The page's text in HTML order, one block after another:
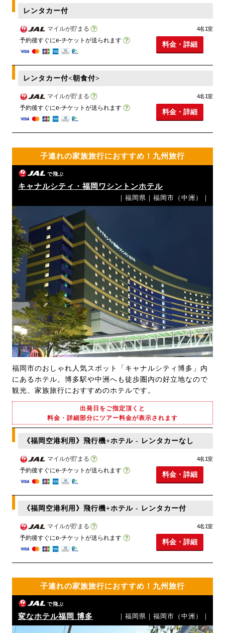
レンタカー付
マイルが貯まる
予約後すぐにe-チケットが送られます
4名1室
料金・詳細
レンタカー付<朝食付>
マイルが貯まる
予約後すぐにe-チケットが送られます
4名1室
料金・詳細
子連れの家族旅行におすすめ！九州旅行
で飛ぶ
キャナルシティ・福岡ワシントンホテル
｜福岡県｜福岡市（中洲）｜
福岡市のおしゃれ人気スポット「キャナルシティ博多」内
にあるホテル。博多駅や中洲へも徒歩圏内の好立地なので
観光、家族旅行におすすめのホテルです。
出発日をご指定頂くと
料金・詳細部分にツアー料金が表示されます
《福岡空港利用》飛行機+ホテル - レンタカーなし
マイルが貯まる
予約後すぐにe-チケットが送られます
4名1室
料金・詳細
《福岡空港利用》飛行機+ホテル - レンタカー付
マイルが貯まる
予約後すぐにe-チケットが送られます
4名1室
料金・詳細
子連れの家族旅行におすすめ！九州旅行
で飛ぶ
変なホテル福岡 博多 ｜福岡県｜福岡市（中洲）｜